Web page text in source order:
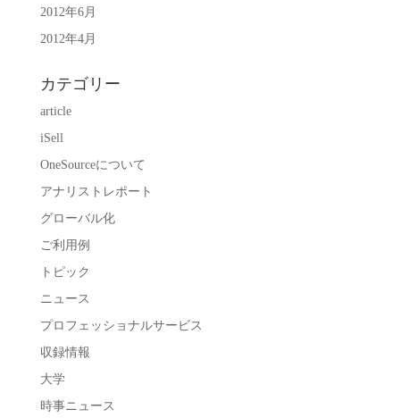
2012年6月
2012年4月
カテゴリー
article
iSell
OneSourceについて
アナリストレポート
グローバル化
ご利用例
トピック
ニュース
プロフェッショナルサービス
収録情報
大学
時事ニュース